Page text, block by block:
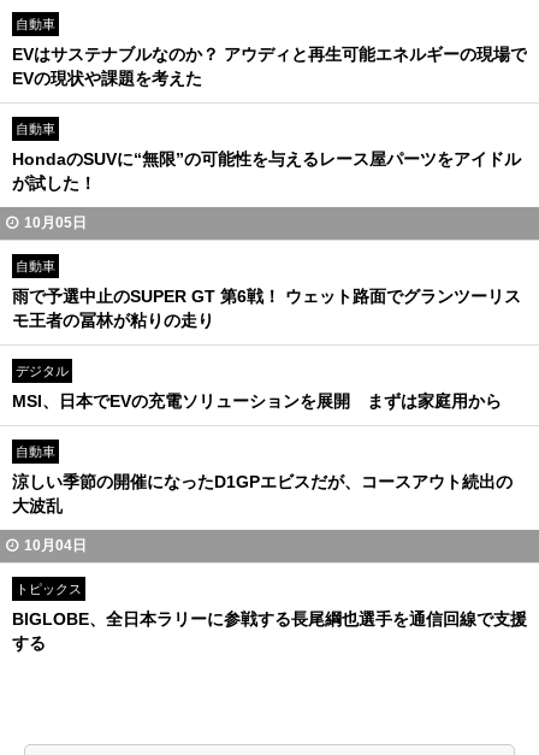
自動車
EVはサステナブルなのか？ アウディと再生可能エネルギーの現場で
EVの現状や課題を考えた
自動車
HondaのSUVに“無限”の可能性を与えるレース屋パーツをアイドル
が試した！
10月05日
自動車
雨で予選中止のSUPER GT 第6戦！ ウェット路面でグランツーリス
モ王者の冨林が粘りの走り
デジタル
MSI、日本でEVの充電ソリューションを展開 まずは家庭用から
自動車
涼しい季節の開催になったD1GPエビスだが、コースアウト続出の
大波乱
10月04日
トピックス
BIGLOBE、全日本ラリーに参戦する長尾綱也選手を通信回線で支援
する